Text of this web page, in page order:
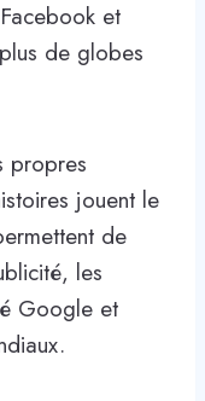
et
de globes
propres
jouent le
de
les
Google et